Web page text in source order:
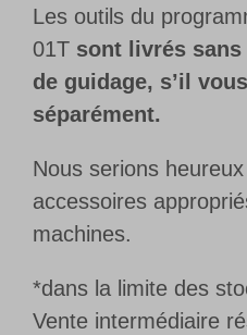
Les outils du
01T sont livrés
de guidage, s’il
séparément.
Nous serions
accessoires
machines.
*dans la limite des
Vente intermédiaire